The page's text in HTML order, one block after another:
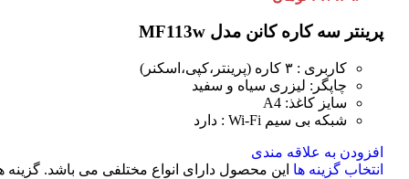
پرینتر سه کاره کانن مدل MF113w
کاربری : ۳ کاره (پرینتر،کپی،اسکنر)
چاپگر: لیزری سیاه و سفید
سایز کاغذ: A4
شبکه بی سیم Wi-Fi : دارد
افزودن به علاقه مندی
انتخاب گزینه ها این محصول دارای انواع مختلفی می باشد. گزینه